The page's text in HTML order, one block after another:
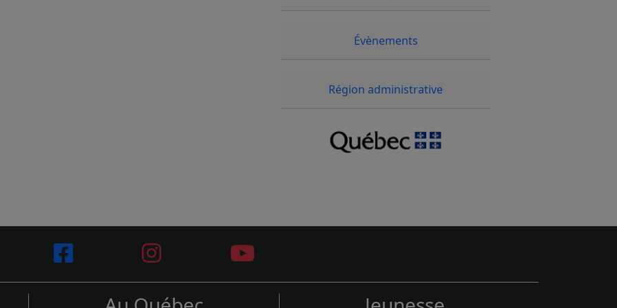
Évènements
Région administrative